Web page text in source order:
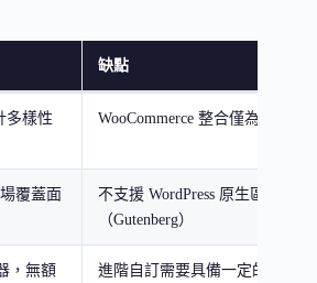
缺點
多樣性
WooCommerce 整合僅為基礎等
覆蓋面
不支援 WordPress 原生區塊編輯
（Gutenberg）
，無額
進階自訂需要具備一定的 CSS